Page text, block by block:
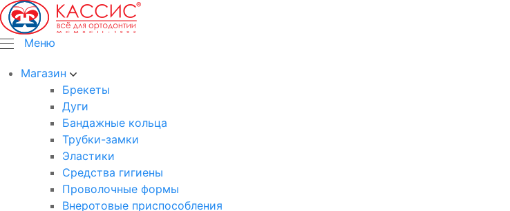
Меню
Магазин
Брекеты
Дуги
Бандажные кольца
Трубки-замки
Эластики
Средства гигиены
Проволочные формы
Внеротовые приспособления